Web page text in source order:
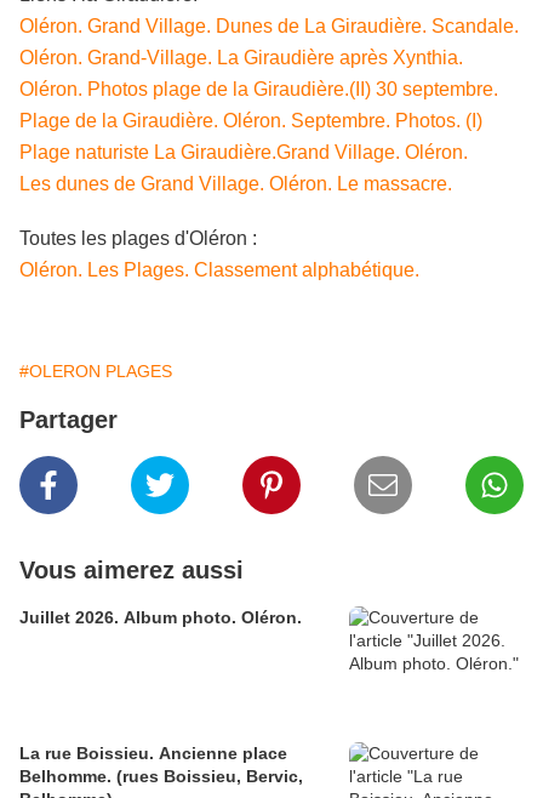
Oléron. Grand Village. Dunes de La Giraudière. Scandale.
Oléron. Grand-Village. La Giraudière après Xynthia.
Oléron. Photos plage de la Giraudière.(II) 30 septembre.
Plage de la Giraudière. Oléron. Septembre. Photos. (I)
Plage naturiste La Giraudière.Grand Village. Oléron.
Les dunes de Grand Village. Oléron. Le massacre.
Toutes les plages d'Oléron :
Oléron. Les Plages. Classement alphabétique.
#OLERON PLAGES
Partager
Vous aimerez aussi
Juillet 2026. Album photo. Oléron.
La rue Boissieu. Ancienne place
Belhomme. (rues Boissieu, Bervic,